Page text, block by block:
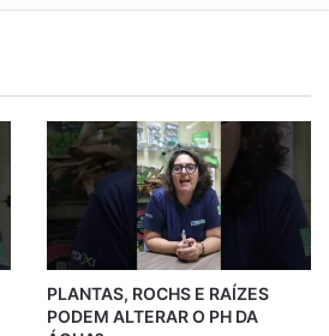
PLANTAS, ROCHS E RAÍZES
PODEM ALTERAR O PH DA